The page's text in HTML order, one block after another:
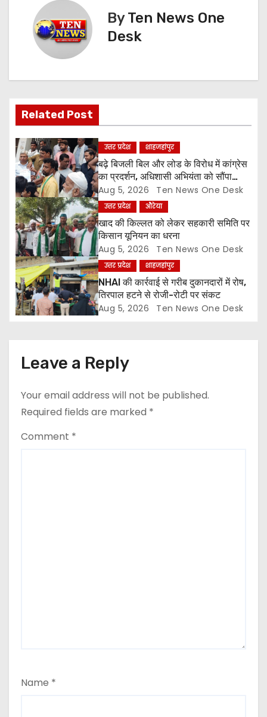
i
g
a
t
i
o
n
ByTen News One
Desk
Related Post
उत्तर प्रदेश शाहजहांपुर
बढ़े बिजली बिल और लोड के विरोध में कांग्रेस
का प्रदर्शन, अधिशासी अभियंता को सौंपा
ज्ञापन
Aug 5, 2026 Ten News One Desk
उत्तर प्रदेश औरेया
खाद की किल्लत को लेकर सहकारी समिति पर
किसान यूनियन का धरना
Aug 5, 2026 Ten News One Desk
उत्तर प्रदेश शाहजहांपुर
NHAI की कार्रवाई से गरीब दुकानदारों में रोष,
तिरपाल हटने से रोजी-रोटी पर संकट
Aug 5, 2026 Ten News One Desk
Leave a Reply
Your email address will not be published.
Required fields are marked *
Comment *
Name *